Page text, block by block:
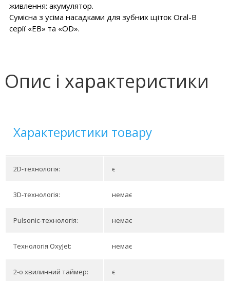
живлення: акумулятор.
Сумісна з усіма насадками для зубних щіток Oral-B
серії «EB» та «OD».
Опис і характеристики
Характеристики товару
2D-технологія: є
3D-технологія: немає
Pulsonic-технологія: немає
Технологія OxyJet: немає
2-о хвилинний таймер: є